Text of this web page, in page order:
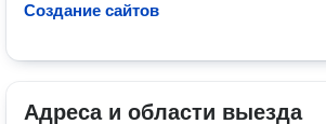
Создание сайтов
Адреса и области выезда